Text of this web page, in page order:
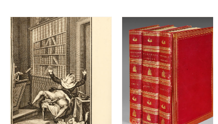
fae7ons
de
le
falsifier,
&
les
marques
pour
le
recognoistre
:Compose9
premierement